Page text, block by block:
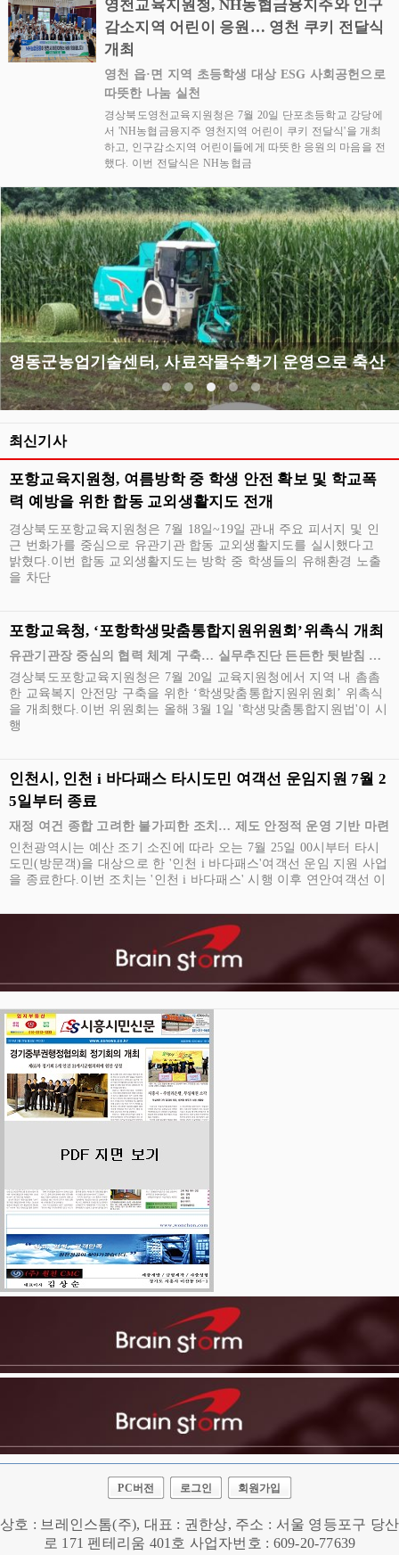
영천교육지원청, NH농협금융지주와 인구
감소지역 어린이 응원… 영천 쿠키 전달식
개최
영천 읍·면 지역 초등학생 대상 ESG 사회공헌으로
따뜻한 나눔 실천
경상북도영천교육지원청은 7월 20일 단포초등학교 강당에
서 'NH농협금융지주 영천지역 어린이 쿠키 전달식'을 개최
하고, 인구감소지역 어린이들에게 따뜻한 응원의 마음을 전
했다. 이번 전달식은 NH농협금
영동군농업기술센터, 사료작물수확기 운영으로 축산농가 지원
최신기사
포항교육지원청, 여름방학 중 학생 안전 확보 및 학교폭
력 예방을 위한 합동 교외생활지도 전개
경상북도포항교육지원청은 7월 18일~19일 관내 주요 피서지 및 인
근 번화가를 중심으로 유관기관 합동 교외생활지도를 실시했다고
밝혔다.이번 합동 교외생활지도는 방학 중 학생들의 유해환경 노출
을 차단
포항교육청, ‘포항학생맞춤통합지원위원회’위촉식 개최
유관기관장 중심의 협력 체계 구축… 실무추진단 든든한 뒷받침 나
선다
경상북도포항교육지원청은 7월 20일 교육지원청에서 지역 내 촘촘
한 교육복지 안전망 구축을 위한 ‘학생맞춤통합지원위원회’ 위촉식
을 개최했다.이번 위원회는 올해 3월 1일 '학생맞춤통합지원법'이 시
행
인천시, 인천 i 바다패스 타시도민 여객선 운임지원 7월 2
5일부터 종료
재정 여건 종합 고려한 불가피한 조치… 제도 안정적 운영 기반 마련
인천광역시는 예산 조기 소진에 따라 오는 7월 25일 00시부터 타시
도민(방문객)을 대상으로 한 '인천 i 바다패스'여객선 운임 지원 사업
을 종료한다.이번 조치는 '인천 i 바다패스' 시행 이후 연안여객선 이
PC버전 로그인 회원가입
상호 : 브레인스톰(주), 대표 : 권한상, 주소 : 서울 영등포구 당산
로 171 펜테리움 401호 사업자번호 : 609-20-77639